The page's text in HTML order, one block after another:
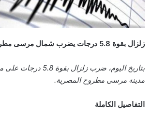
زلزال بقوة 5.8 درجات يضرب شمال مرسى مطروح
بتاريخ اليوم، ضرب
مدينة مرسى مطروح المصرية.
التفاصيل الكاملة